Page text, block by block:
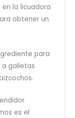
la licuadora
obtener un
para
a galletas
es el